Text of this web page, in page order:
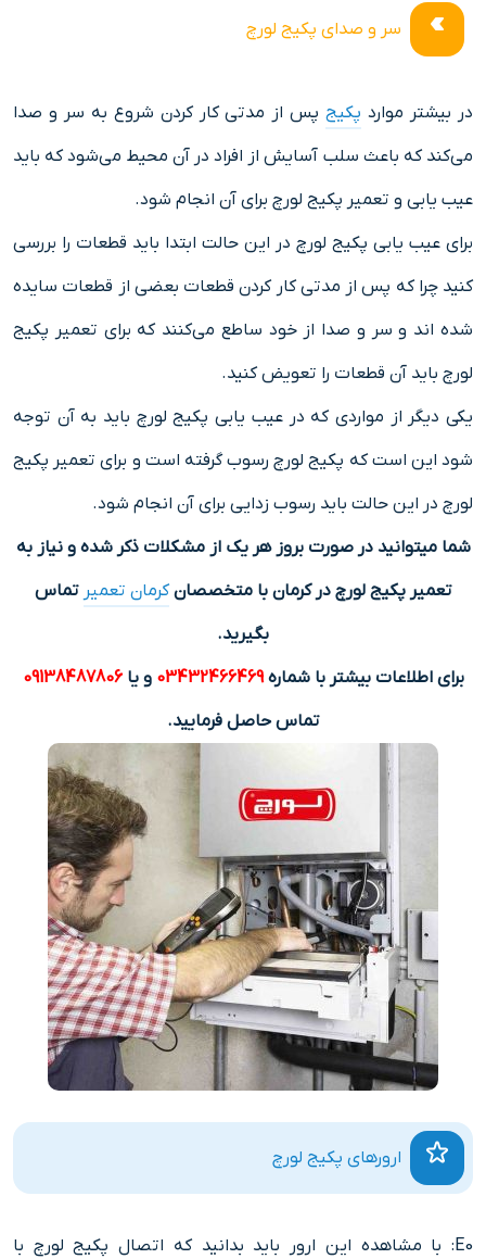
سر و صدای پکیج لورچ
در بیشتر موارد پکیجپس از مدتی کار کردن شروع به سر و صدا
می‌کند که باعث سلب آسایش از افراد در آن محیط می‌شود که باید
عیب یابی و تعمیر پکیج لورچ برای آن انجام شود.
برای عیب یابی پکیج لورچ در این حالت ابتدا باید قطعات را بررسی
کنید چرا که پس از مدتی کار کردن قطعات بعضی از قطعات سایده
شده اند و سر و صدا از خود ساطع می‌کنند که برای تعمیر پکیج
لورچ باید آن قطعات را تعویض کنید.
یکی دیگر از مواردی که در عیب یابی پکیج لورچ باید به آن توجه
شود این است که پکیج لورچ رسوب گرفته است و برای تعمیر پکیج
لورچ در این حالت باید رسوب زدایی برای آن انجام شود.
شما میتوانید در صورت بروز هر یک از مشکلات ذکر شده و نیاز به
تعمیر پکیج لورچ در کرمان با متخصصانکرمان تعمیر تماس
بگیرید.
برای اطلاعات بیشتر با شماره03432466469 و یا09138487806
تماس حاصل فرمایید.
ارورهای پکیج لورچ
E0: با مشاهده این ارور باید بدانید که اتصال پکیج لورچ با